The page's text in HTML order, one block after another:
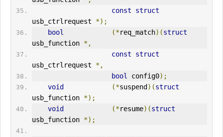
const
struct
usb_ctrlrequest *);
bool
(*req_match)(struct
usb_function *,
const
struct
usb_ctrlrequest *,
bool
config0);
void
(*suspend )(struct
usb_function *);
void
(*resume)(struct
usb_function *);